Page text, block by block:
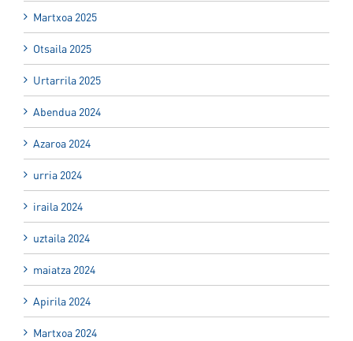
Martxoa 2025
Otsaila 2025
Urtarrila 2025
Abendua 2024
Azaroa 2024
urria 2024
iraila 2024
uztaila 2024
maiatza 2024
Apirila 2024
Martxoa 2024